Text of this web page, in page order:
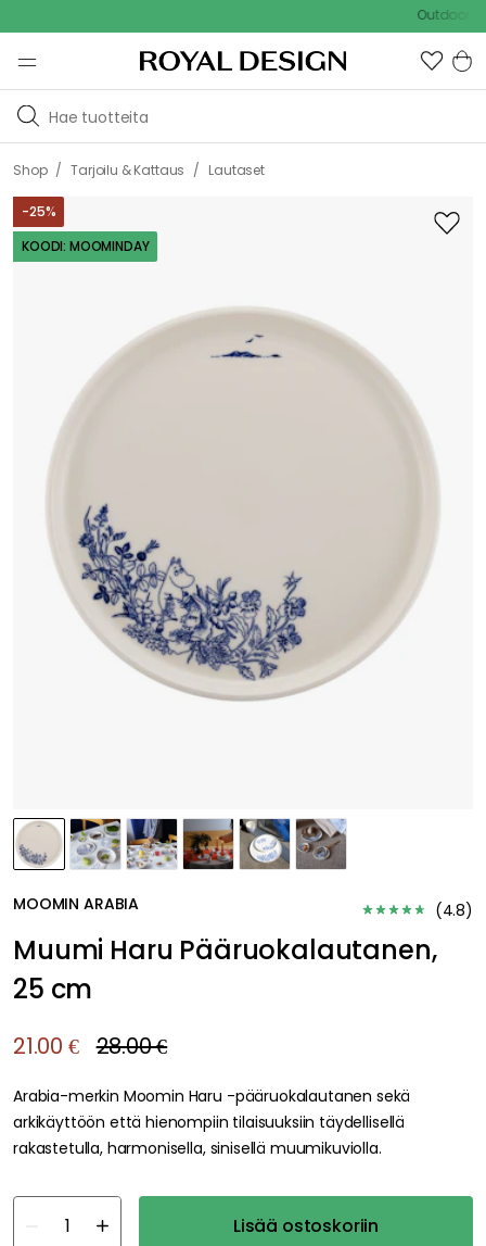
Outdoor Sale
Shop / Tarjoilu & Kattaus / Lautaset
-25%
KOODI: MOOMINDAY
MOOMIN ARABIA (4.8)
Muumi Haru Pääruokalautanen,
25 cm
21.00 € 28.00 €
Arabia-merkin Moomin Haru -pääruokalautanen sekä
arkikäyttöön että hienompiin tilaisuuksiin täydellisellä
rakastetulla, harmonisella, sinisellä muumikuviolla.
Lisää ostoskoriin